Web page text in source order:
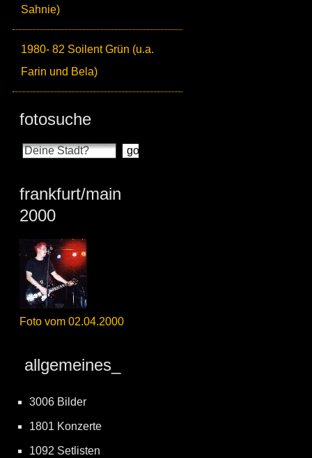
Sahnie)
1980- 82 Soilent Grün (u.a.
Farin und Bela)
fotosuche
frankfurt/main
2000
Foto vom 02.04.2000
allgemeines_
3006 Bilder
1801 Konzerte
1092 Setlisten